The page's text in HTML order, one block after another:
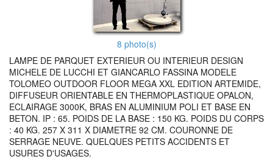
8 photo(s)
LAMPE DE PARQUET EXTERIEUR OU INTERIEUR DESIGN
MICHELE DE LUCCHI ET GIANCARLO FASSINA MODELE
TOLOMEO OUTDOOR FLOOR MEGA XXL EDITION ARTEMIDE,
DIFFUSEUR ORIENTABLE EN THERMOPLASTIQUE OPALON,
ECLAIRAGE 3000K, BRAS EN ALUMINIUM POLI ET BASE EN
BETON. IP : 65. POIDS DE LA BASE : 150 KG. POIDS DU CORPS
: 40 KG. 257 X 311 X DIAMETRE 92 CM. COURONNE DE
SERRAGE NEUVE. QUELQUES PETITS ACCIDENTS ET
USURES D'USAGES.